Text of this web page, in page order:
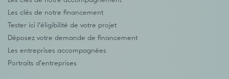
Les clés de notre financement
Tester ici l’éligibilité de votre projet
Déposez votre demande de financement
Les entreprises accompagnées
Portraits d’entreprises